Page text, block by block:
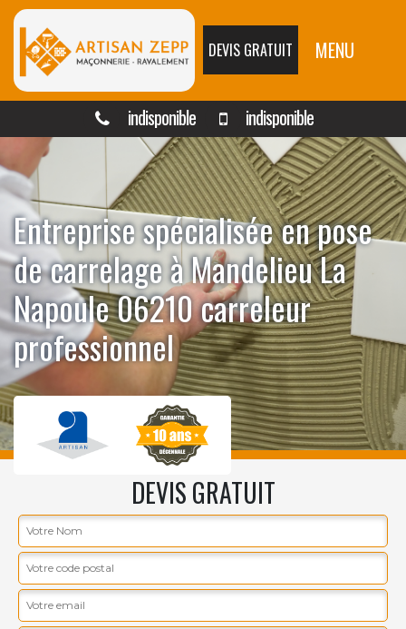
DEVIS GRATUIT MENU
indisponible indisponible
Entreprise spécialisée en pose
de carrelage à Mandelieu La
Napoule 06210 carreleur
professionnel
DEVIS GRATUIT